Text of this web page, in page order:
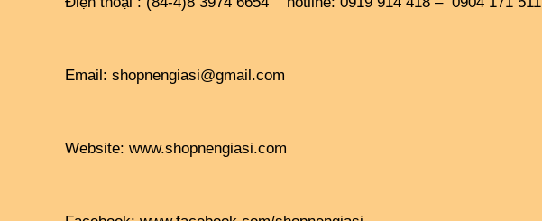
Email: shopnengiasi@gmail.com
Website: www.shopnengiasi.com